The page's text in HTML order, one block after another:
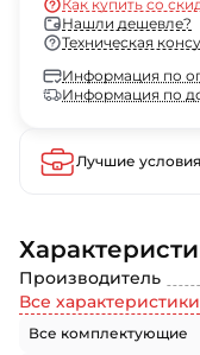
Производитель
Все характеристики
Все комплектующие
Как купить со
Нашли дешевле?
Техническая
Информация по
Информация по
Лучшие